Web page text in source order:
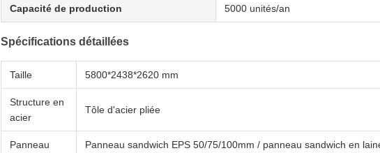
Capacité de production 5000 unités/an
Spécifications détaillées
Taille 5800*2438*2620 mm
Structure en
acier
Tôle d'acier pliée
Panneau
Panneau sandwich EPS 50/75/100mm / panneau sandwich en